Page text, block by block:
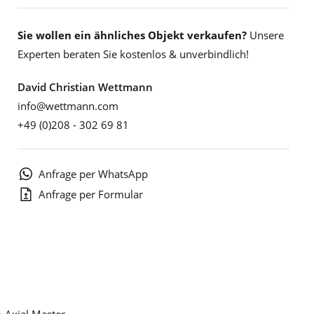
Sie wollen ein ähnliches Objekt verkaufen?Unsere
Experten beraten Sie kostenlos & unverbindlich!
David Christian Wettmann
info@wettmann.com
+49 (0)208 - 302 69 81
Anfrage per WhatsApp
Anfrage per Formular